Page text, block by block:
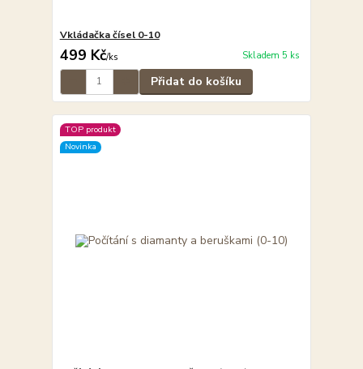
Vkládačka čísel 0-10
499 Kč/ks Skladem 5 ks
Přidat do košíku
TOP produkt
Novinka